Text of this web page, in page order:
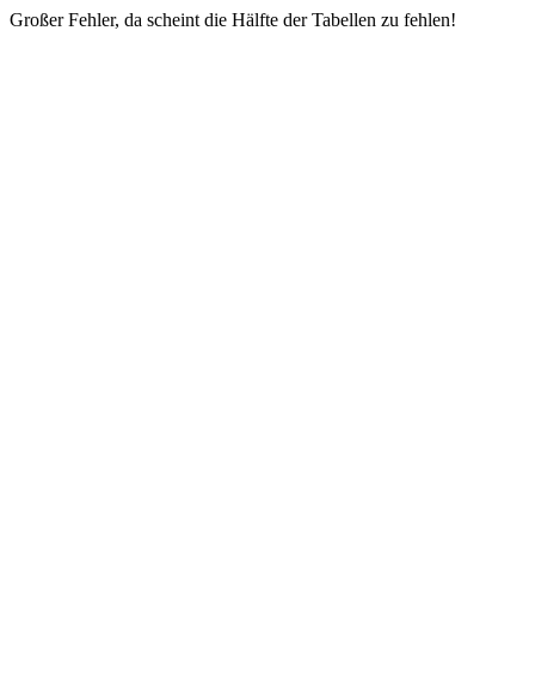
Großer Fehler, da scheint die Hälfte der Tabellen zu fehlen!